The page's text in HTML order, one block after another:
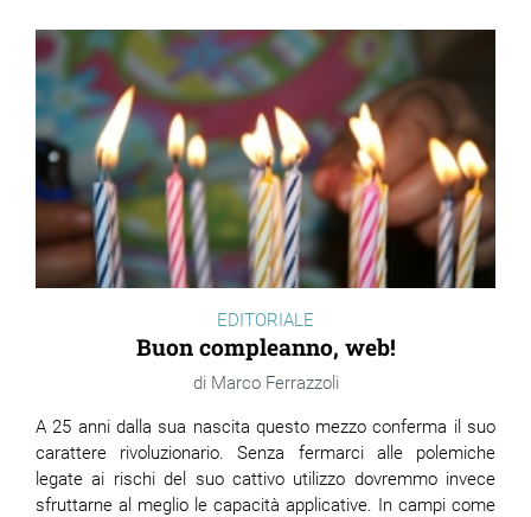
EDITORIALE
Buon compleanno, web!
Marco Ferrazzoli
A 25 anni dalla sua nascita questo mezzo conferma il suo
carattere rivoluzionario. Senza fermarci alle polemiche
legate ai rischi del suo cattivo utilizzo dovremmo invece
sfruttarne al meglio le capacità applicative. In campi come